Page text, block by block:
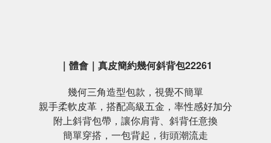
｜體會｜真皮簡約幾何斜背包22261
幾何三角造型包款，視覺不簡單
親手柔軟皮革，搭配高級五金，率性感好加分
附上斜背包帶，讓你肩背、斜背任意換
簡單穿搭，一包背起，街頭潮流走